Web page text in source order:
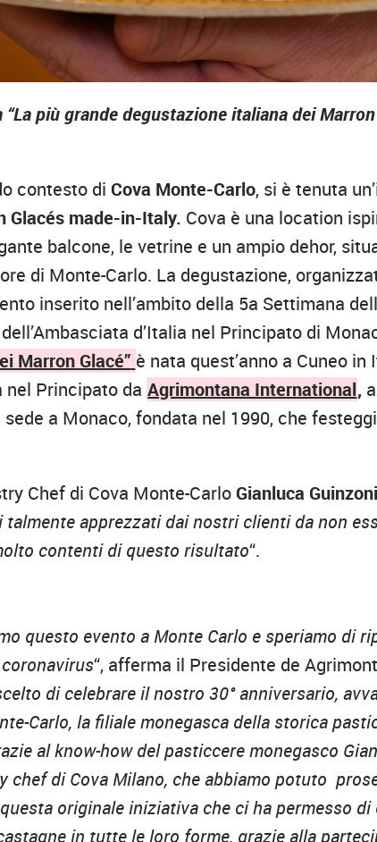
più grande degustazione italiana dei Marron
contesto di Cova Monte-Carlo, si è tenuta
Glacés made-in-Italy. Cova è una location
balcone, le vetrine e un ampio dehor,
di Monte-Carlo. La degustazione,
inserito nell’ambito della 5a Settimana
d’Italia nel Principato di
Marron Glacé” è nata quest’anno a Cuneo in
nel Principato da Agrimontana International,
a Monaco, fondata nel 1990, che
Chef di Cova Monte-Carlo Gianluca
apprezzati dai nostri clienti da non
contenti di questo risultato“.
questo evento a Monte Carlo e speriamo di
“, afferma il Presidente de
di celebrare il nostro 30° anniversario,
Carlo, la filiale monegasca della storica
al know-how del pasticcere monegasco
chef di Cova Milano, che abbiamo potuto
originale iniziativa che ci ha permesso
in tutte le loro forme, grazie alla